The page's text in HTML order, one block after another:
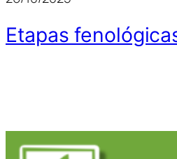
Etapas